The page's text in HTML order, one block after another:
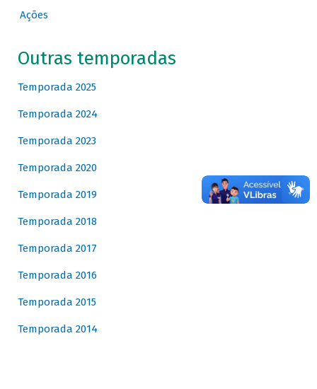
Ações
Outras temporadas
Temporada 2025
Temporada 2024
Temporada 2023
Temporada 2020
Temporada 2019
Temporada 2018
Temporada 2017
Temporada 2016
Temporada 2015
Temporada 2014